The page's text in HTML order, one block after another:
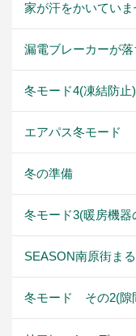
家が汗をかいてい
漏電ブレーカーが
冬モード4(凍結防止)
エアパス冬モード
冬の準備
冬モード3(暖房機器
SEASON南原街ま
冬モード その2(隙